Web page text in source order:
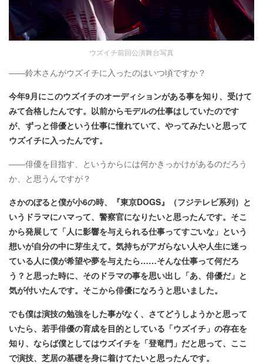
ウズイチ前回公演舞台写真
――鈴木さんがウズイチに入ったのはいつ頃ですか？
今年9月にこのウズイチのオーディションがある事を知り、受けて
みて合格したんです。以前からモデルの仕事はしていたのです
が、ずっと俳優という仕事に憧れていて、やってみたいと思って
ウズイチに入ったんです。
――俳優を目指す、というからには何かきっかけがあるのだろう
か、と思うんですが？
さかのぼると僕が小6の時、『東京DOGS』（フジテレビ系列）と
いうドラマにハマって、警察官になりたいと思ったんです。そこ
から発展して「人に影響を与えられる仕事ってすごいな」という
想いが自分の中に芽生えて。気持ちがアガらない人や人生に迷っ
ている人に僕が希望や夢を与えたら……そんな仕事って何だろ
う？と思った時に、そのドラマの事を思い出し「あ、俳優だ」と
気が付いたんです。そこから俳優になろうと思いました。
でも僕は演技の勉強をした事がなく、さてどうしようかと思って
いたら、若手俳優の育成を目的としている「ウズイチ」の存在を
知り、ならば僕としてはウズイチを「登竜門」だと思って、ここ
で演技、芝居の基礎を身に着けてたいと思ったんです。